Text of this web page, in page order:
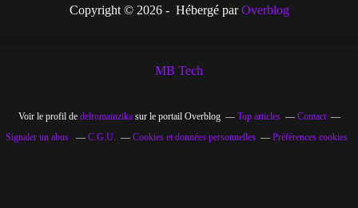
Copyright © 2026 - Hébergé parOverblog
MB Tech
Voir le profil de delromainzikasur le portail Overblog Top articles
Contact
Signaler un abus
C.G.U. Cookies et données personnelles Préférences cookies